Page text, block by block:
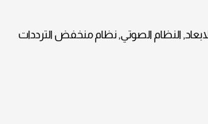
النظام الصوتي, نظام منخفض الترددات